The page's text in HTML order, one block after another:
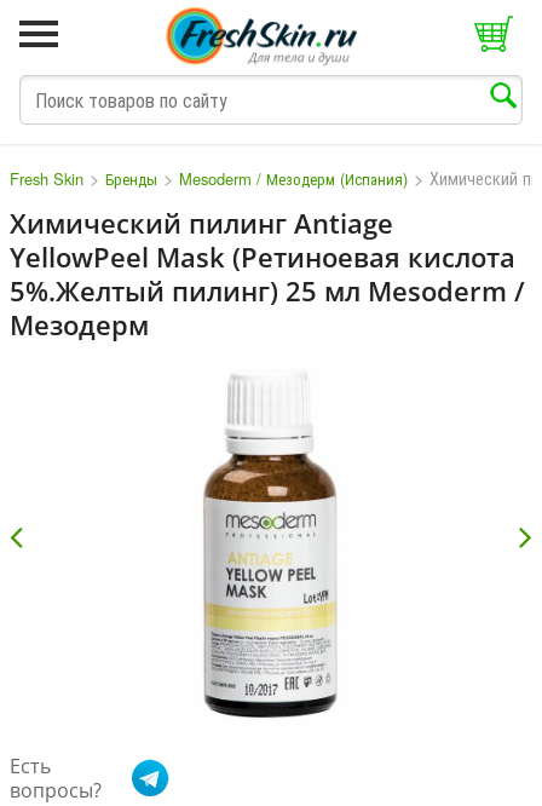
Fresh Skin > Бренды > Mesoderm / Мезодерм (Испания) > Химический
Химический пилинг Antiage
YellowPeel Mask (Ретиноевая кислота
5%.Желтый пилинг) 25 мл Mesoderm /
Мезодерм
Есть
вопросы?
M N O P Q S T V W